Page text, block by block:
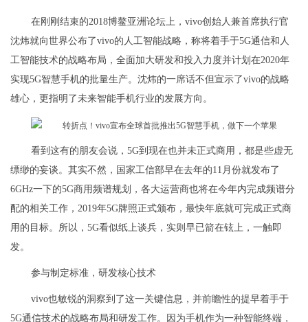
在刚刚结束的2018博鳌亚洲论坛上，vivo创始人兼首席执行官
沈炜就向世界公布了vivo的人工智能战略，称将着手于5G通信和人
工智能技术的战略布局，全面加大研发和投入力度并计划在2020年
实现5G智慧手机的批量生产。沈炜的一席话不但宣示了vivo的战略
雄心，更指明了未来智能手机行业的发展方向。
看到这有的朋友会说，5G到现在也并未正式商用，都是些虚无
缥缈的妄谈。其实不然，国家工信部早在去年的11月份就发布了
6GHz一下的5G商用频谱规划，各大运营商也将在今年内完成频谱分
配的相关工作，2019年5G牌照正式颁布，最快年底就可完成正式商
用的目标。所以，5G看似纸上谈兵，实则早已箭在铉上，一触即
发。
参与制定标准，研发核心技术
vivo也敏锐的洞察到了这一关键信息，并前瞻性的提早着手于
5G通信技术的战略布局和研发工作。因为手机作为一种智能终端，